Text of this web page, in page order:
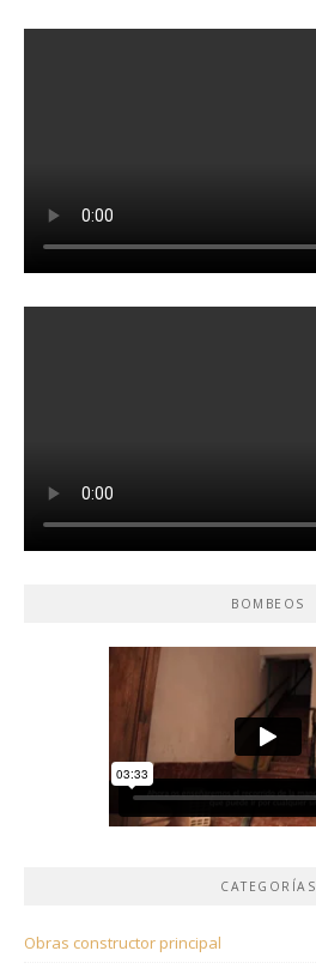
BOMBEOS
CATEGORÍAS
Obras constructor principal